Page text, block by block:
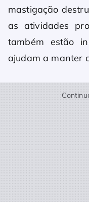
mastigação
as atividades
também estão
ajudam a manter